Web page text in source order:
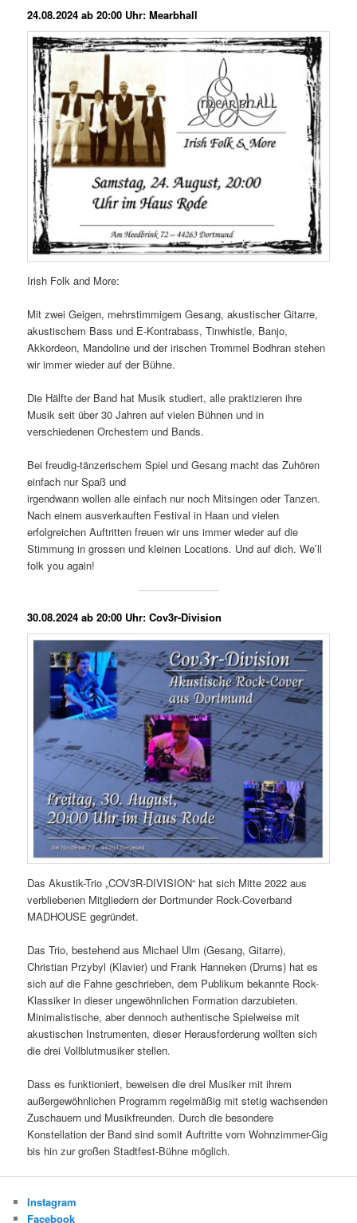
24.08.2024 ab 20:00 Uhr: Mearbhall
Irish Folk and More:
Mit zwei Geigen, mehrstimmigem Gesang, akustischer Gitarre,
akustischem Bass und E-Kontrabass, Tinwhistle, Banjo,
Akkordeon, Mandoline und der irischen Trommel Bodhran stehen
wir immer wieder auf der Bühne.
Die Hälfte der Band hat Musik studiert, alle praktizieren ihre
Musik seit über 30 Jahren auf vielen Bühnen und in
verschiedenen Orchestern und Bands.
Bei freudig-tänzerischem Spiel und Gesang macht das Zuhören
einfach nur Spaß und
irgendwann wollen alle einfach nur noch Mitsingen oder Tanzen.
Nach einem ausverkauften Festival in Haan und vielen
erfolgreichen Auftritten freuen wir uns immer wieder auf die
Stimmung in grossen und kleinen Locations. Und auf dich. We’ll
folk you again!
30.08.2024 ab 20:00 Uhr: Cov3r-Division
Das Akustik-Trio „COV3R-DIVISION“ hat sich Mitte 2022 aus
verbliebenen Mitgliedern der Dortmunder Rock-Coverband
MADHOUSE gegründet.
Das Trio, bestehend aus Michael Ulm (Gesang, Gitarre),
Christian Przybyl (Klavier) und Frank Hanneken (Drums) hat es
sich auf die Fahne geschrieben, dem Publikum bekannte Rock-
Klassiker in dieser ungewöhnlichen Formation darzubieten.
Minimalistische, aber dennoch authentische Spielweise mit
akustischen Instrumenten, dieser Herausforderung wollten sich
die drei Vollblutmusiker stellen.
Dass es funktioniert, beweisen die drei Musiker mit ihrem
außergewöhnlichen Programm regelmäßig mit stetig wachsenden
Zuschauern und Musikfreunden. Durch die besondere
Konstellation der Band sind somit Auftritte vom Wohnzimmer-Gig
bis hin zur großen Stadtfest-Bühne möglich.
Instagram
Facebook